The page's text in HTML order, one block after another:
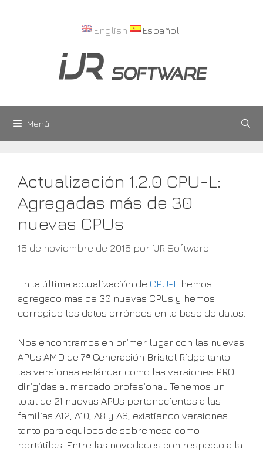
English Español
Menú
Actualización 1.2.0 CPU-L:
Agregadas más de 30
nuevas CPUs
15 de noviembre de 2016 por iJR Software
En la última actualización de CPU-L hemos
agregado mas de 30 nuevas CPUs y hemos
corregido los datos erróneos en la base de datos.
Nos encontramos en primer lugar con las nuevas
APUs AMD de 7ª Generación Bristol Ridge tanto
las versiones estándar como las versiones PRO
dirigidas al mercado profesional. Tenemos un
total de 21 nuevas APUs pertenecientes a las
familias A12, A10, A8 y A6, existiendo versiones
tanto para equipos de sobremesa como
portátiles. Entre las novedades con respecto a la